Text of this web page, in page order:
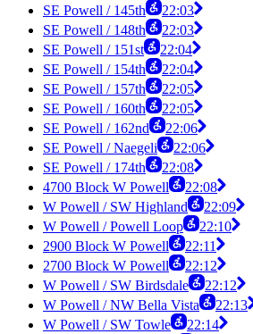
SE Powell / 145th
22:03
SE Powell / 148th
22:03
SE Powell / 151st
22:04
SE Powell / 154th
22:04
SE Powell / 157th
22:05
SE Powell / 160th
22:05
SE Powell / 162nd
22:06
SE Powell / Naegeli
22:06
SE Powell / 174th
22:08
4700 Block W Powell
22:08
W Powell / SW Highland
22:09
W Powell / Powell Loop
22:10
2900 Block W Powell
22:11
2700 Block W Powell
22:12
W Powell / SW Birdsdale
22:12
W Powell / NW Bella Vista
22:13
W Powell / SW Towle
22:14